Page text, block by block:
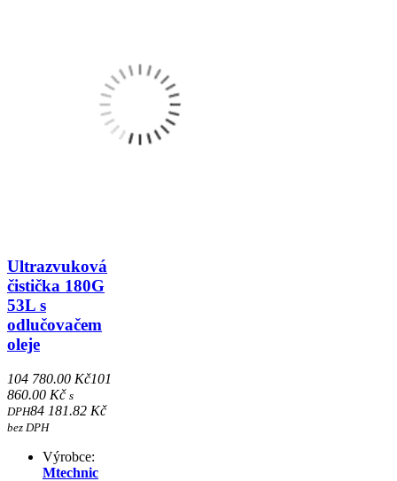
Ultrazvuková
čistička 180G
53L s
odlučovačem
oleje
104 780.00 Kč101
860.00 Kč s
DPH84 181.82 Kč
bez DPH
Výrobce:
Mtechnic